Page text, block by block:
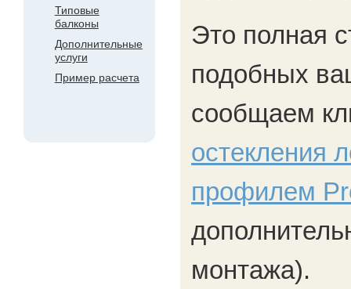
Типовые
балконы
Дополнительные
услуги
Пример расчета
Это полная
подобных
сообщаем
остекления
профилем
монтажа).